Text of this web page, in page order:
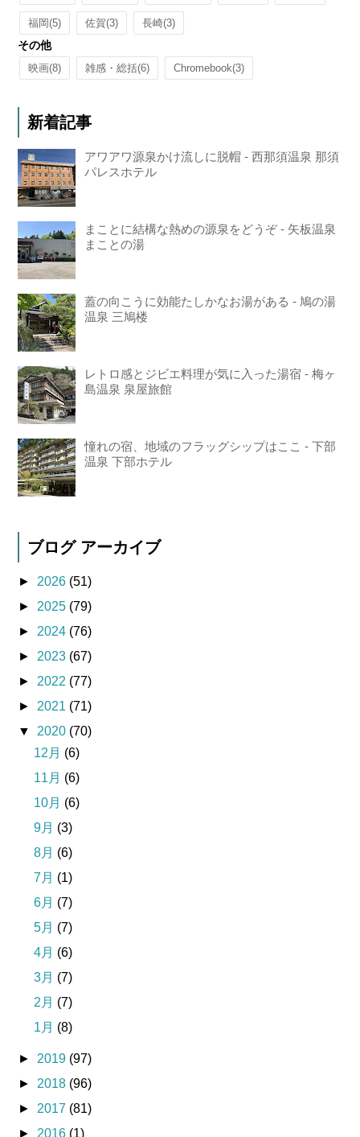
福岡(5) 佐賀(3) 長崎(3)
その他
映画(8) 雑感・総括(6) Chromebook(3)
新着記事
アワアワ源泉かけ流しに脱帽 - 西那須温泉 那須
パレスホテル
まことに結構な熱めの源泉をどうぞ - 矢板温泉
まことの湯
蓋の向こうに効能たしかなお湯がある - 鳩の湯
温泉 三鳩楼
レトロ感とジビエ料理が気に入った湯宿 - 梅ヶ
島温泉 泉屋旅館
憧れの宿、地域のフラッグシップはここ - 下部
温泉 下部ホテル
ブログ アーカイブ
► 2026 (51)
► 2025 (79)
► 2024 (76)
► 2023 (67)
► 2022 (77)
► 2021 (71)
▼ 2020 (70)
12月 (6)
11月 (6)
10月 (6)
9月 (3)
8月 (6)
7月 (1)
6月 (7)
5月 (7)
4月 (6)
3月 (7)
2月 (7)
1月 (8)
► 2019 (97)
► 2018 (96)
► 2017 (81)
► 2016 (1)